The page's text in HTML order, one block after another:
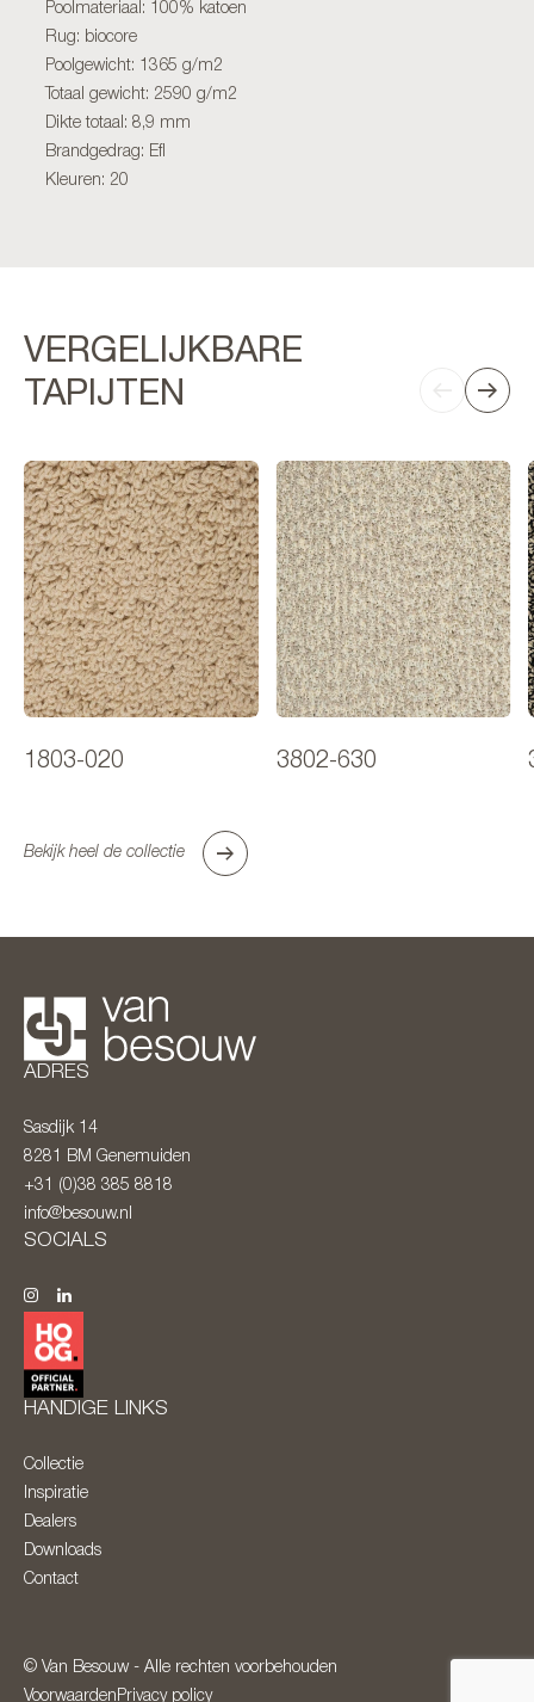
Poolmateriaal: 100% katoen
Rug: biocore
Poolgewicht: 1365 g/m2
Totaal gewicht: 2590 g/m2
Dikte totaal: 8,9 mm
Brandgedrag: Efl
Kleuren: 20
VERGELIJKBARE
TAPIJTEN
1803-020 3802-630
Bekijk heel de collectie
ADRES
Sasdijk 14
8281 BM Genemuiden
+31 (0)38 385 8818
info@besouw.nl
SOCIALS
HANDIGE LINKS
Collectie
Inspiratie
Dealers
Downloads
Contact
© Van Besouw - Alle rechten voorbehouden
Voorwaarden Privacy policy